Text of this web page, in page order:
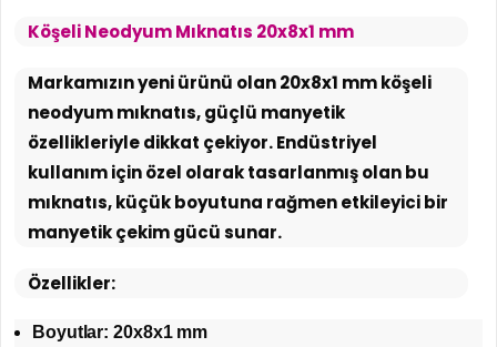
Köşeli Neodyum Mıknatıs 20x8x1 mm
Markamızın yeni ürünü olan 20x8x1 mm köşeli
neodyum mıknatıs, güçlü manyetik
özellikleriyle dikkat çekiyor. Endüstriyel
kullanım için özel olarak tasarlanmış olan bu
mıknatıs, küçük boyutuna rağmen etkileyici bir
manyetik çekim gücü sunar.
Özellikler:
Boyutlar: 20x8x1 mm